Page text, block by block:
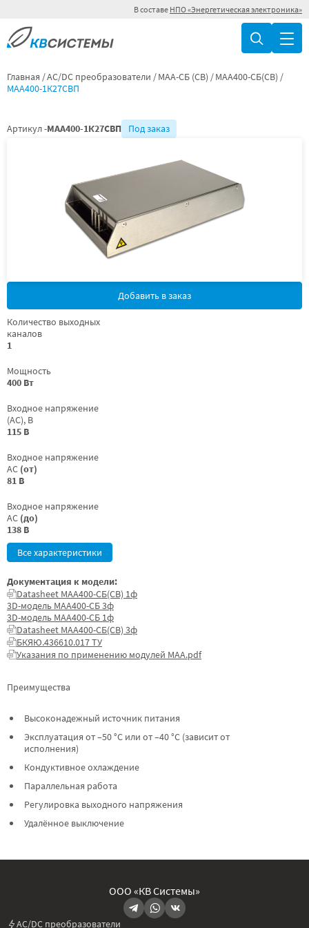
В составе НПО «Энергетическая электроника»
Главная AC/DC преобразователи МАА-СБ (СВ)
МАА400-СБ(СВ)
МАА400-1К27СВП
Артикул -МАА400-1К27СВП Под заказ
Добавить в заказ
Количество выходных
каналов
1
Мощность
400 Вт
Входное напряжение
(AC), В
115 В
Входное напряжение
AC (от)
81 В
Входное напряжение
AC (до)
138 В
Все характеристики
Преимущества
Высоконадежный источник питания
Эксплуатация от –50 °C или от –40 °C (зависит от
исполнения)
Кондуктивное охлаждение
Параллельная работа
Регулировка выходного напряжения
Удалённое выключение
Документация к модели:
Datasheet МАА400-СБ(СВ) 1ф
3D-модель МАА400-СБ 3ф
3D-модель МАА400-СБ 1ф
Datasheet МАА400-СБ(СВ) 3ф
БКЯЮ.436610.017 ТУ
Указания по применению модулей МАА.pdf
ООО «КВ Системы»
AC/DC преобразователи